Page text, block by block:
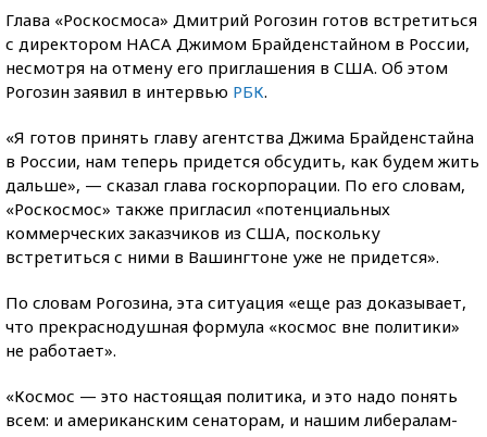
Глава «Роскосмоса» Дмитрий Рогозин готов встретиться
с директором НАСА Джимом Брайденстайном в России,
несмотря на отмену его приглашения в США. Об этом
Рогозин заявил в интервью РБК.
«Я готов принять главу агентства Джима Брайденстайна
в России, нам теперь придется обсудить, как будем жить
дальше», — сказал глава госкорпорации. По его словам,
«Роскосмос» также пригласил «потенциальных
коммерческих заказчиков из США, поскольку
встретиться с ними в Вашингтоне уже не придется».
По словам Рогозина, эта ситуация «еще раз доказывает,
что прекраснодушная формула «космос вне политики»
не работает».
«Космос — это настоящая политика, и это надо понять
всем: и американским сенаторам, и нашим либералам-